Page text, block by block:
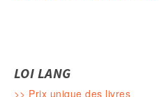
LOI LANG
>> Prix unique des livres